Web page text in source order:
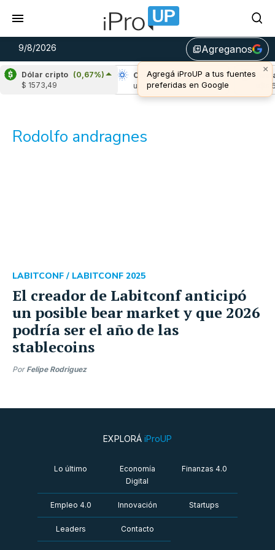
9/8/2026 library_addAgreganos
×
Agregá iProUP a tus fuentes
preferidas en Google
Dólar cripto (0,67%)
$ 1573,49
Ripple (0,06%)
u$s 1,04
Cardano (-1,62%)
u$s 0,20
u$s
Rodolfo andragnes
El creador de Labitconf anticipó
un posible bear market y que 2026
podría ser el año de las
stablecoins
LABITCONF / LABITCONF 2025
Por Felipe Rodriguez
EXPLORÁ iProUP
Lo último
Economía
Digital
Finanzas 4.0
Empleo 4.0 Innovación Startups
Leaders Contacto